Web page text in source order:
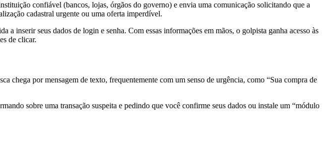
confiável (bancos, lojas, órgãos do governo) e envia uma comunicação solicitando que a
cadastral urgente ou uma oferta imperdível.
inserir seus dados de login e senha. Com essas informações em mãos, o golpista ganha acesso às
de clicar.
por mensagem de texto, frequentemente com um senso de urgência, como “Sua compra de
sobre uma transação suspeita e pedindo que você confirme seus dados ou instale um “módulo